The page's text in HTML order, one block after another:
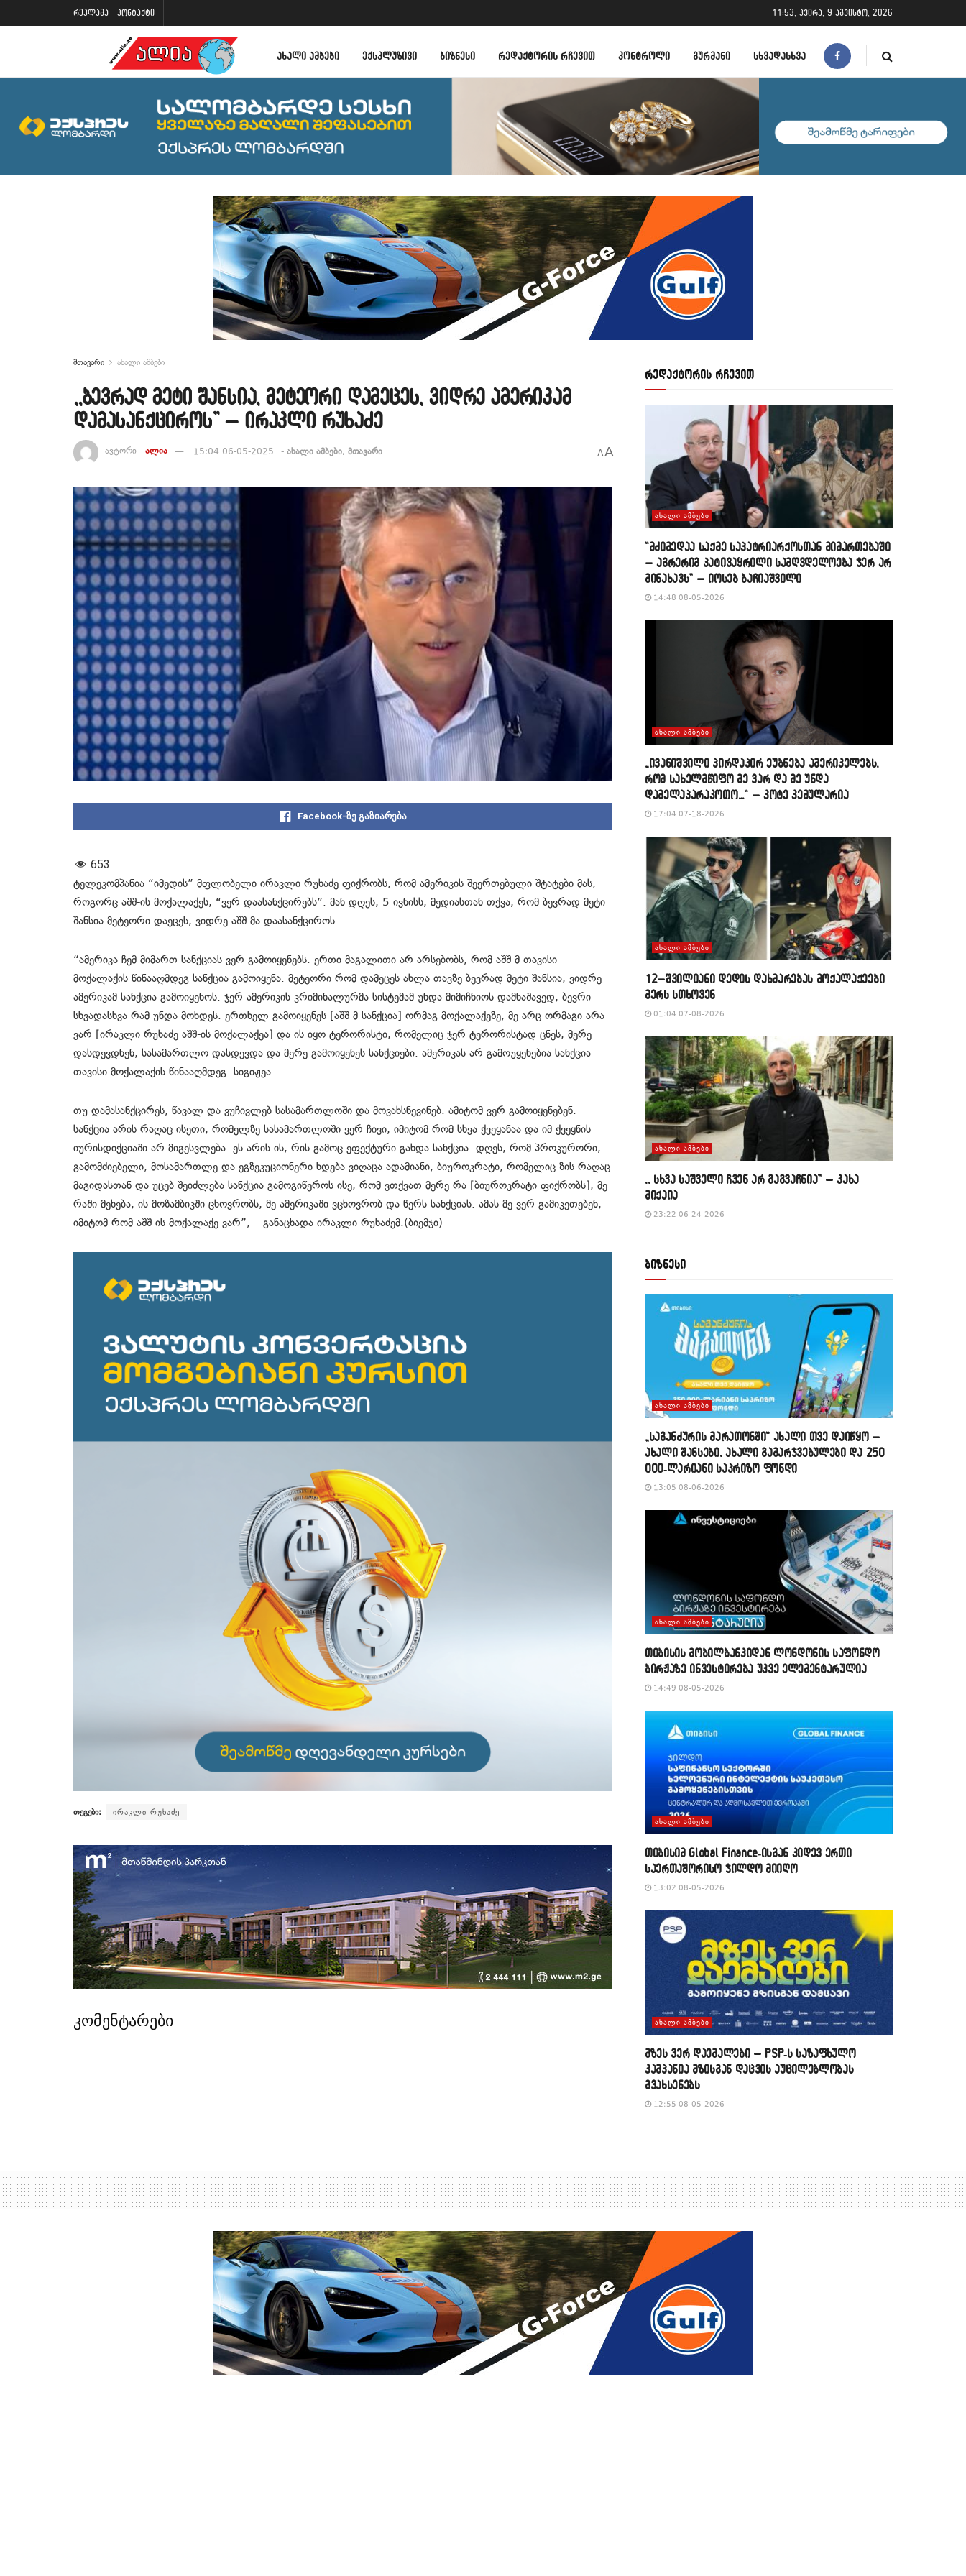
რეკლამა კონტაქტი 11:53, კვირა, 9 აგვისტო, 2026
ᲐᲮᲐᲚᲘ ᲐᲛᲑᲔᲑᲘ ᲔᲥᲡᲙᲚᲣᲖᲘᲕᲘ ᲑᲘᲖᲜᲔᲡᲘ ᲠᲔᲓᲐᲥᲢᲝᲠᲘᲡ ᲠᲩᲔᲕᲘᲗ ᲙᲝᲜᲢᲠᲝᲚᲘ ᲒᲣᲠᲛᲐᲜᲘ ᲡᲮᲕᲐᲓᲐᲡᲮᲕᲐ
მთავარი ახალი ამბები
,,ბევრად მეტი შანსია, მეტეორი დამეცეს, ვიდრე ამერიკამ
დამასანქციროს” – ირაკლი რუხაძე
ავტორი - ალია 15:04 06-05-2025 - ახალი ამბები, მთავარი AA
Facebook-ზე გაზიარება
653
ტელეკომპანია “იმედის” მფლობელი ირაკლი რუხაძე ფიქრობს, რომ ამერიკის შეერთებული შტატები მას,
როგორც აშშ-ის მოქალაქეს, “ვერ დაასანქცირებს”. მან დღეს, 5 ივნისს, მედიასთან თქვა, რომ ბევრად მეტი
შანსია მეტეორი დაეცეს, ვიდრე აშშ-მა დაასანქციროს.
“ამერიკა ჩემ მიმართ სანქციას ვერ გამოიყენებს. ერთი მაგალითი არ არსებობს, რომ აშშ-მ თავისი
მოქალაქის წინააღმდეგ სანქცია გამოიყენა. მეტეორი რომ დამეცეს ახლა თავზე ბევრად მეტი შანსია, ვიდრე
ამერიკამ სანქცია გამოიყენოს. ჯერ ამერიკის კრიმინალურმა სისტემამ უნდა მიმიჩნიოს დამნაშავედ, ბევრი
სხვადასხვა რამ უნდა მოხდეს. ერთხელ გამოიყენეს [აშშ-მ სანქცია] ორმაგ მოქალაქეზე, მე არც ორმაგი არა
ვარ [ირაკლი რუხაძე აშშ-ის მოქალაქეა] და ის იყო ტერორისტი, რომელიც ჯერ ტერორისტად ცნეს, მერე
დასდევდნენ, სასამართლო დასდევდა და მერე გამოიყენეს სანქციები. ამერიკას არ გამოუყენებია სანქცია
თავისი მოქალაქის წინააღმდეგ. სიგიჟეა.
თუ დამასანქცირეს, წავალ და ვუჩივლებ სასამართლოში და მოვახსნევინებ. ამიტომ ვერ გამოიყენებენ.
სანქცია არის რაღაც ისეთი, რომელზე სასამართლოში ვერ ჩივი, იმიტომ რომ სხვა ქვეყანაა და იმ ქვეყნის
იურისდიქციაში არ მიგესვლება. ეს არის ის, რის გამოც ეფექტური გახდა სანქცია. დღეს, რომ პროკურორი,
გამომძიებელი, მოსამართლე და ეგზეკუციონერი ხდება ვიღაცა ადამიანი, ბიუროკრატი, რომელიც ზის რაღაც
მაგიდასთან და უცებ შეიძლება სანქცია გამოგიწეროს ისე, რომ ვთქვათ მერე რა [ბიუროკრატი ფიქრობს], მე
რაში მეხება, ის მოზამბიკში ცხოვრობს, მე ამერიკაში ვცხოვრობ და წერს სანქციას. ამას მე ვერ გამიკეთებენ,
იმიტომ რომ აშშ-ის მოქალაქე ვარ”, – განაცხადა ირაკლი რუხაძემ.(ბიემჯი)
თეგები: ირაკლი რუხაძე
კომენტარები
რედაქტორის რჩევით
ᲐᲮᲐᲚᲘ ᲐᲛᲑᲔᲑᲘ
“მძიმედაა საქმე საპატრიარქოსთან მიმართებაში
– აგრერიგ პატივაყრილი სამღვდელოება ჯერ არ
მინახავს” – იოსებ ბაჩიაშვილი
14:48 08-05-2026
ᲐᲮᲐᲚᲘ ᲐᲛᲑᲔᲑᲘ
„ივანიშვილი პირდაპირ ეუბნება ამერიკელებს,
რომ სახელმწიფო მე ვარ და მე უნდა
დამელაპარაკოთო…“ – კოტე კემულარია
17:04 07-18-2026
ᲐᲮᲐᲚᲘ ᲐᲛᲑᲔᲑᲘ
12–შვილიანი დედის დახმარებას მოქალაქეები
მერს სთხოვენ
01:04 07-08-2026
ᲐᲮᲐᲚᲘ ᲐᲛᲑᲔᲑᲘ
,, სხვა საშველი ჩვენ არ გაგვაჩნია” – კახა
მიქაია
23:22 06-24-2026
ბიზნესი
ᲐᲮᲐᲚᲘ ᲐᲛᲑᲔᲑᲘ
„საგანძურის მარათონში“ ახალი თვე დაიწყო –
ახალი შანსები, ახალი გამარჯვებულები და 250
000-ლარიანი საპრიზო ფონდი
13:05 08-06-2026
ᲐᲮᲐᲚᲘ ᲐᲛᲑᲔᲑᲘ
თიბისის მობილბანკიდან ლონდონის საფონდო
ბირჟაზე ინვესტირება უკვე ელემენტარულია
14:49 08-05-2026
ᲐᲮᲐᲚᲘ ᲐᲛᲑᲔᲑᲘ
თიბისიმ Global Finance-ისგან კიდევ ერთი
საერთაშორისო ჯილდო მიიღო
13:02 08-05-2026
ᲐᲮᲐᲚᲘ ᲐᲛᲑᲔᲑᲘ
მზეს ვერ დაემალები – PSP-ს საზაფხულო
კამპანია მზისგან დაცვის აუცილებლობას
გვახსენებს
12:55 08-05-2026